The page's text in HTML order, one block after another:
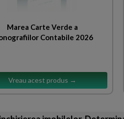
Marea Carte Verde a
Contabile 2026
Vreau acest produs →